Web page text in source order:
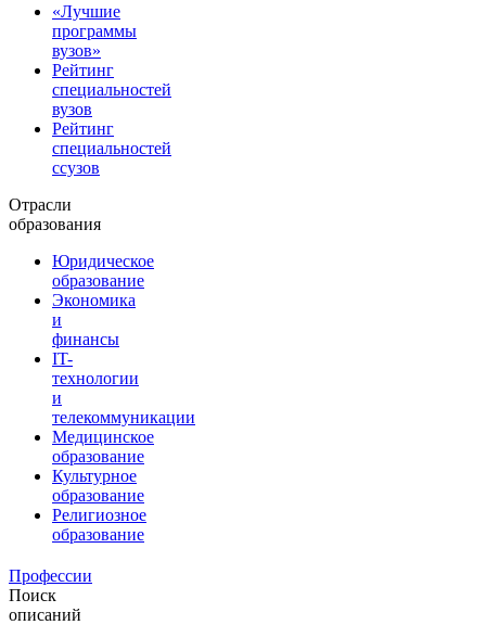
«Лучшие
программы
вузов»
Рейтинг
специальностей
вузов
Рейтинг
специальностей
ссузов
Отрасли
образования
Юридическое
образование
Экономика
и
финансы
IT-
технологии
и
телекоммуникации
Медицинское
образование
Культурное
образование
Религиозное
образование
Профессии
Поиск
описаний